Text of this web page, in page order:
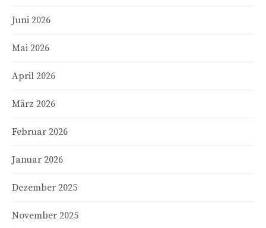
Juni 2026
Mai 2026
April 2026
März 2026
Februar 2026
Januar 2026
Dezember 2025
November 2025